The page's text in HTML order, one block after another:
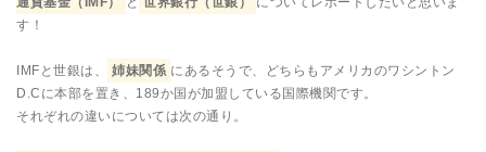
す！
IMFと世銀は、 姉妹関係 にあるそうで、どちらもアメリカのワシントン
D.Cに本部を置き、189か国が加盟している国際機関です。
それぞれの違いについては次の通り。